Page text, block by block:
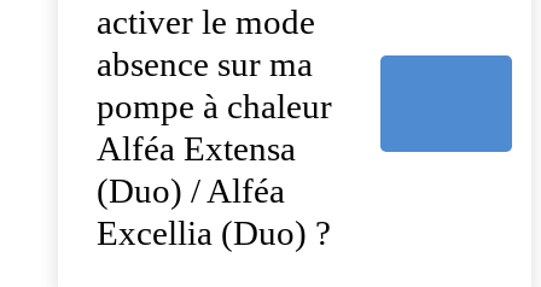
activer le mode
absence sur ma
pompe à chaleur
Alféa Extensa
(Duo) / Alféa
Excellia (Duo) ?